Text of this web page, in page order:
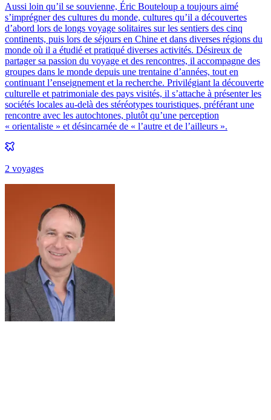
Aussi loin qu’il se souvienne, Éric Bouteloup a toujours aimé
s’imprégner des cultures du monde, cultures qu’il a découvertes
d’abord lors de longs voyage solitaires sur les sentiers des cinq
continents, puis lors de séjours en Chine et dans diverses régions du
monde où il a étudié et pratiqué diverses activités. Désireux de
partager sa passion du voyage et des rencontres, il accompagne des
groupes dans le monde depuis une trentaine d’années, tout en
continuant l’enseignement et la recherche. Privilégiant la découverte
culturelle et patrimoniale des pays visités, il s’attache à présenter les
sociétés locales au-delà des stéréotypes touristiques, préférant une
rencontre avec les autochtones, plutôt qu’une perception
« orientaliste » et désincarnée de « l’autre et de l’ailleurs ».
2 voyages